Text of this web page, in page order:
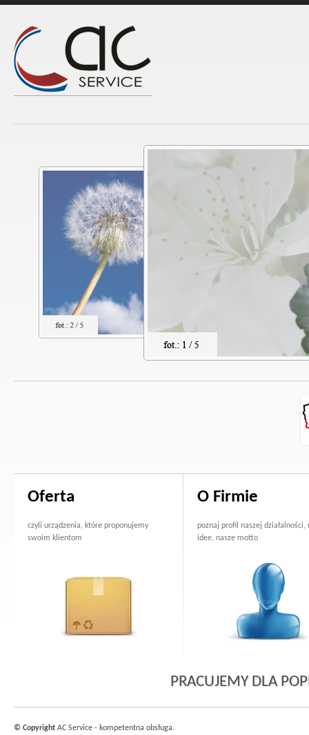
Oferta
czyli urządzenia, które proponujemy
swoim klientom
O Firmie
poznaj profil naszej działalności,
idee, nasze motto
PRACUJEMY DLA
© Copyright AC Service - kompetentna obsługa.